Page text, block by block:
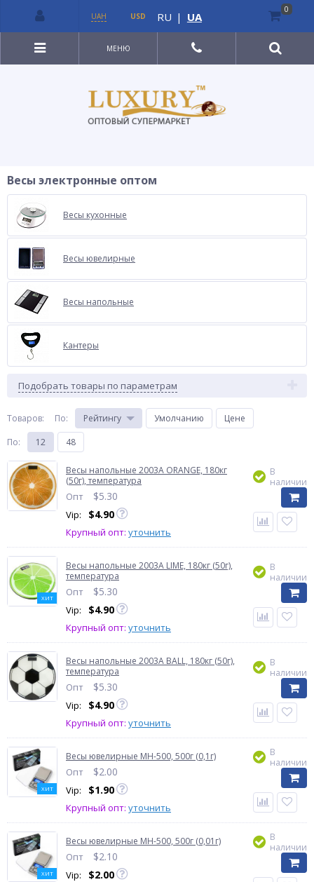
МЕНЮ
Весы электронные оптом
Весы кухонные
Весы ювелирные
Весы напольные
Кантеры
Подобрать товары по параметрам
Товаров: По: Рейтингу Умолчанию
Цене
По: 12 48
Весы напольные 2003A ORANGE, 180кг
(50г), температура
Опт $5.30
Vip: $4.90
Крупный опт: уточнить
В
наличии
ХИТ
Весы напольные 2003A LIME, 180кг (50г),
температура
Опт $5.30
Vip: $4.90
Крупный опт: уточнить
В
наличии
Весы напольные 2003A BALL, 180кг (50г),
температура
Опт $5.30
Vip: $4.90
Крупный опт: уточнить
В
наличии
ХИТ
Весы ювелирные MH-500, 500г (0,1г)
Опт $2.00
Vip: $1.90
Крупный опт: уточнить
В
наличии
ХИТ
Весы ювелирные MH-500, 500г (0,01г)
Опт $2.10
Vip: $2.00
В
наличии
UAH USD RU | UA
0